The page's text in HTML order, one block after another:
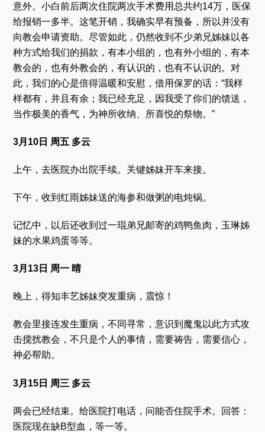
意外。小白前后两次住院两次手术费用总共约14万，医保
给报销一多半。这笔开销，我确实早有预备，所以并没有
向教会申请资助。尽管如此，仍然收到不少弟兄姊妹以各
种方式给我们的捐款，有本小组的，也有外小组的，有本
教会的，也有外教会的，有认识的，也有不认识的。对
此，我们的心是倍得温暖和安慰，借用保罗的话：“我样
样都有，并且有余；我已经充足，因我受了你们的馈送，
当作极美的香气，为神所收纳、所喜悦的祭物。”
3月10日 周五 多云
上午，去医院办出院手续。关键姊妹开车来接。
下午，收到红雨姊妹送的海参和做粥的电炖锅。
记忆中，以后还收到过一琨弟兄邮寄的鸡鸭鱼肉，玉琳姊
妹的水果鸡蛋等等。
3月13日 周一 晴
晚上，得知丰艺姊妹突发重病，震惊！
教会里接连发生重病，不同寻常，意识到魔鬼以此方式攻
击搅扰教会，不只是个人的事情，需要祷告，需要信心，
神必帮助。
3月15日 周三 多云
两会已经结束。给医院打电话，问能否住院手术。回答：
医院现在缺B型血，等一等。